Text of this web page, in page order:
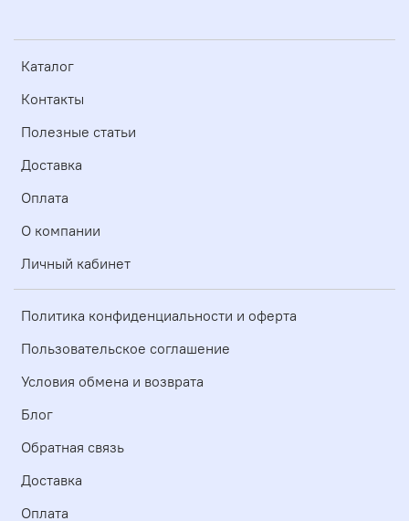
Каталог
Контакты
Полезные статьи
Доставка
Оплата
О компании
Личный кабинет
Политика конфиденциальности и оферта
Пользовательское соглашение
Условия обмена и возврата
Блог
Обратная связь
Доставка
Оплата